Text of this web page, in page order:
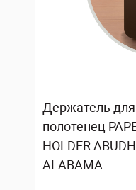
Держатель для
полотенец
HOLDER
ALABAMA